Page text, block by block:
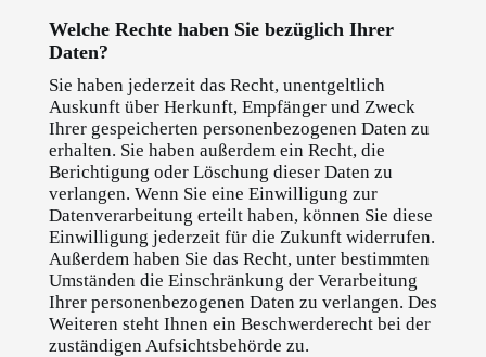
Welche Rechte haben Sie bezüglich Ihrer
Daten?
Sie haben jederzeit das Recht, unentgeltlich
Auskunft über Herkunft, Empfänger und Zweck
Ihrer gespeicherten personenbezogenen Daten zu
erhalten. Sie haben außerdem ein Recht, die
Berichtigung oder Löschung dieser Daten zu
verlangen. Wenn Sie eine Einwilligung zur
Datenverarbeitung erteilt haben, können Sie diese
Einwilligung jederzeit für die Zukunft widerrufen.
Außerdem haben Sie das Recht, unter bestimmten
Umständen die Einschränkung der Verarbeitung
Ihrer personenbezogenen Daten zu verlangen. Des
Weiteren steht Ihnen ein Beschwerderecht bei der
zuständigen Aufsichtsbehörde zu.